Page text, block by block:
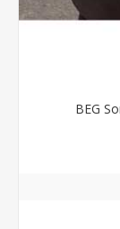
BEG